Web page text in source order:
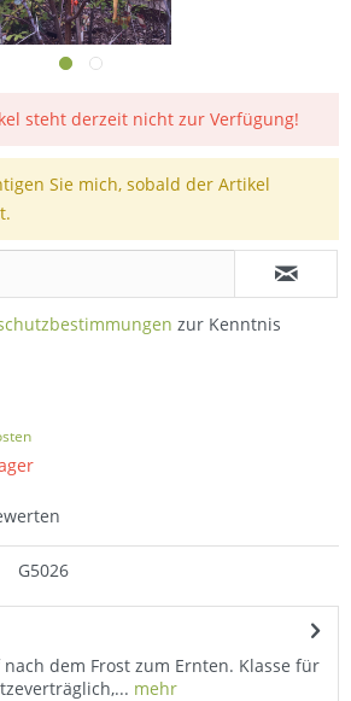
steht derzeit nicht zur Verfügung!
Sie mich, sobald der Artikel
zur Kenntnis
G5026
dem Frost zum Ernten. Klasse für
mehr